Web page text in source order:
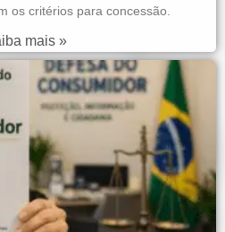
os critérios para concessão.
mais »